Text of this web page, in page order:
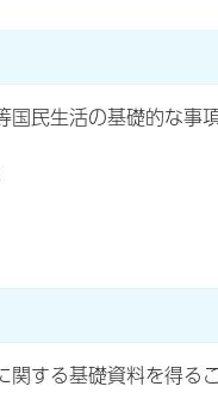
国民生活の基礎的な事
する基礎資料を得る